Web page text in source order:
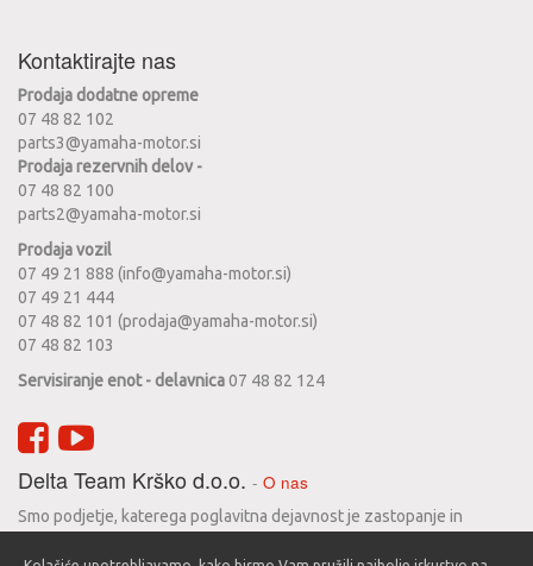
Kontaktirajte nas
Prodaja dodatne opreme
07 48 82 102
parts3@yamaha-motor.si
Prodaja rezervnih delov -
07 48 82 100
parts2@yamaha-motor.si
Prodaja vozil
07 49 21 888 (info@yamaha-motor.si)
07 49 21 444
07 48 82 101 (prodaja@yamaha-motor.si)
07 48 82 103
Servisiranje enot - delavnica07 48 82 124
Delta Team Krško d.o.o. - O nas
Smo podjetje, katerega poglavitna dejavnost je zastopanje in